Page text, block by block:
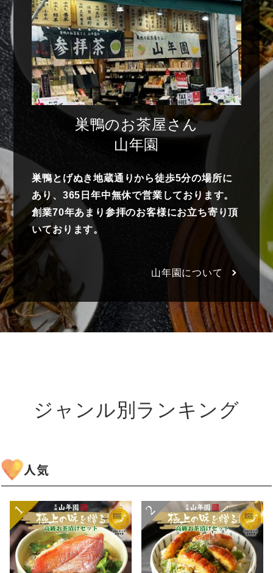
巣鴨のお茶屋さん
山年園
巣鴨とげぬき地蔵通りから徒歩5分の場所に
あり、365日年中無休で営業しております。
創業70年あまり参拝のお客様にお立ち寄り頂
いております。
山年園について
ジャンル別ランキング
人気